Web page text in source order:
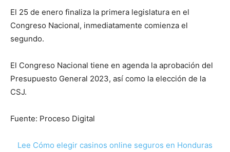
El 25 de enero finaliza la primera legislatura en el
Congreso Nacional, inmediatamente comienza el
segundo.
El Congreso Nacional tiene en agenda la aprobación del
Presupuesto General 2023, así como la elección de la
CSJ.
Fuente: Proceso Digital
Lee Cómo elegir casinos online seguros en Honduras